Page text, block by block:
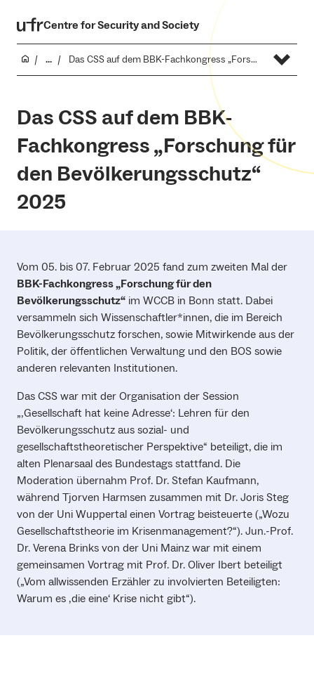
Centre for Security and Society
... Das CSS auf dem BBK-Fachkongress „Forschung für den Bevölkerungsschutz“ 2025
Das CSS auf dem BBK-
Fachkongress „Forschung für
den Bevölkerungsschutz“
2025
Vom 05. bis 07. Februar 2025 fand zum zweiten Mal der
BBK-Fachkongress „Forschung für den
Bevölkerungsschutz“ im WCCB in Bonn statt. Dabei
versammeln sich Wissenschaftler*innen, die im Bereich
Bevölkerungsschutz forschen, sowie Mitwirkende aus der
Politik, der öffentlichen Verwaltung und den BOS sowie
anderen relevanten Institutionen.
Das CSS war mit der Organisation der Session
„‚Gesellschaft hat keine Adresse‘: Lehren für den
Bevölkerungsschutz aus sozial- und
gesellschaftstheoretischer Perspektive“ beteiligt, die im
alten Plenarsaal des Bundestags stattfand. Die
Moderation übernahm Prof. Dr. Stefan Kaufmann,
während Tjorven Harmsen zusammen mit Dr. Joris Steg
von der Uni Wuppertal einen Vortrag beisteuerte („Wozu
Gesellschaftstheorie im Krisenmanagement?“). Jun.-Prof.
Dr. Verena Brinks von der Uni Mainz war mit einem
gemeinsamen Vortrag mit Prof. Dr. Oliver Ibert beteiligt
(„Vom allwissenden Erzähler zu involvierten Beteiligten:
Warum es ‚die eine‘ Krise nicht gibt“).